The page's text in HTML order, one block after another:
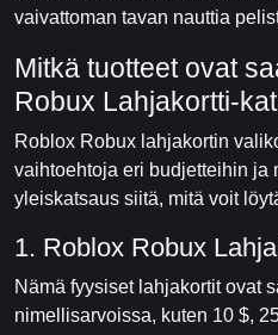
vaivattoman tavan nauttia
Mitkä tuotteet ovat
Robux Lahjakortti-
Roblox Robux lahjakortin
vaihtoehtoja eri budjetteihin ja
yleiskatsaus siitä, mitä voit
1. Roblox Robux
Nämä fyysiset lahjakortit ovat
nimellisarvoissa, kuten 10 $,